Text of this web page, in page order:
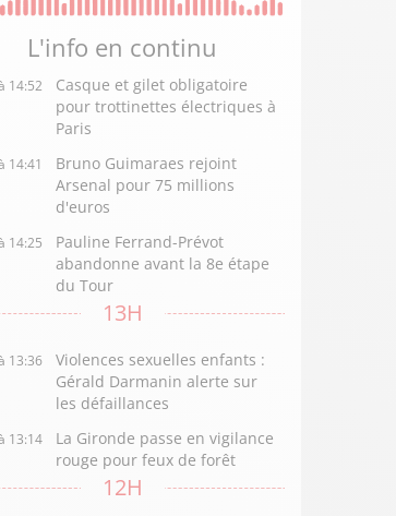
L'info en continu
14:52
Casque et gilet obligatoire
pour trottinettes électriques à
Paris
14:41
Bruno Guimaraes rejoint
Arsenal pour 75 millions
d'euros
14:25
Pauline Ferrand-Prévot
abandonne avant la 8e étape
du Tour
13H
13:36
Violences sexuelles enfants :
Gérald Darmanin alerte sur
les défaillances
13:14
La Gironde passe en vigilance
rouge pour feux de forêt
12H